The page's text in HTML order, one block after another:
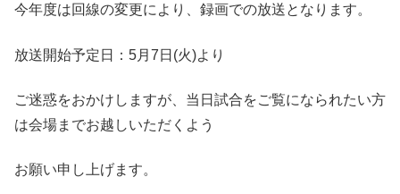
今年度は回線の変更により、録画での放送となります。
放送開始予定日：5月7日(火)より
ご迷惑をおかけしますが、当日試合をご覧になられたい方
は会場までお越しいただくよう
お願い申し上げます。